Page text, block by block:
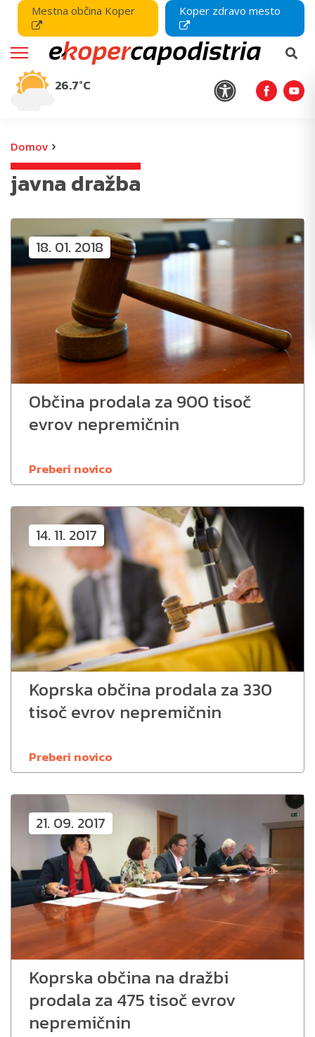
Mestna občina Koper Koper zdravo mesto
26.7°C
Domov ›
javna dražba
18. 01. 2018
Občina prodala za 900 tisoč
evrov nepremičnin
Preberi novico
14. 11. 2017
Koprska občina prodala za 330
tisoč evrov nepremičnin
Preberi novico
21. 09. 2017
Koprska občina na dražbi
prodala za 475 tisoč evrov
nepremičnin